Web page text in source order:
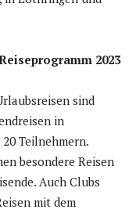
2023
sind
in
Teilnehmern.
besondere Reisen
Auch Clubs
mit dem